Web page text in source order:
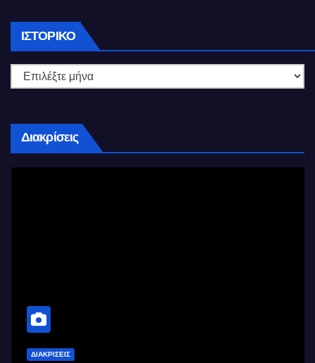
ΙΣΤΟΡΙΚΌ Ιστορικό
Διακρίσεις
ΔΙΑΚΡΊΣΕΙΣ